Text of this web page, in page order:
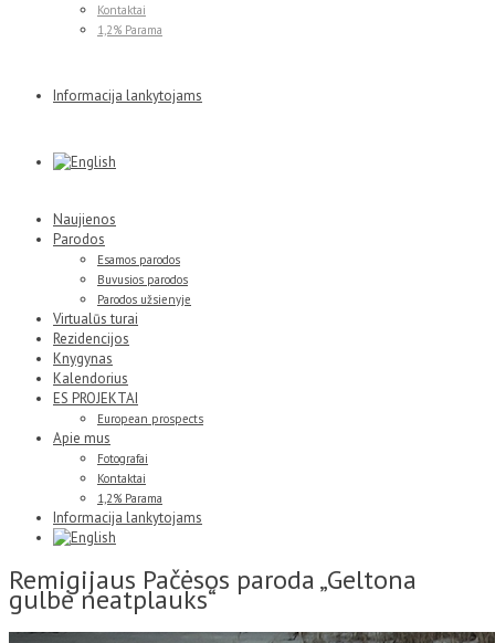
Kontaktai
1,2% Parama
Informacija lankytojams
Naujienos
Parodos
Esamos parodos
Buvusios parodos
Parodos užsienyje
Virtualūs turai
Rezidencijos
Knygynas
Kalendorius
ES PROJEKTAI
European prospects
Apie mus
Fotografai
Kontaktai
1,2% Parama
Informacija lankytojams
Remigijaus Pačėsos paroda „Geltona
gulbė neatplauks“